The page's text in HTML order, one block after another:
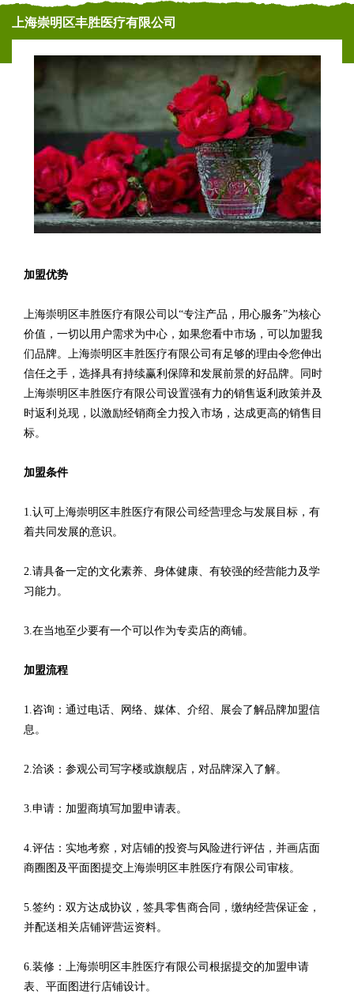
上海崇明区丰胜医疗有限公司
加盟优势
上海崇明区丰胜医疗有限公司以“专注产品，用心服务”为核心
价值，一切以用户需求为中心，如果您看中市场，可以加盟我
们品牌。上海崇明区丰胜医疗有限公司有足够的理由令您伸出
信任之手，选择具有持续赢利保障和发展前景的好品牌。同时
上海崇明区丰胜医疗有限公司设置强有力的销售返利政策并及
时返利兑现，以激励经销商全力投入市场，达成更高的销售目
标。
加盟条件
1.认可上海崇明区丰胜医疗有限公司经营理念与发展目标，有
着共同发展的意识。
2.请具备一定的文化素养、身体健康、有较强的经营能力及学
习能力。
3.在当地至少要有一个可以作为专卖店的商铺。
加盟流程
1.咨询：通过电话、网络、媒体、介绍、展会了解品牌加盟信
息。
2.洽谈：参观公司写字楼或旗舰店，对品牌深入了解。
3.申请：加盟商填写加盟申请表。
4.评估：实地考察，对店铺的投资与风险进行评估，并画店面
商圈图及平面图提交上海崇明区丰胜医疗有限公司审核。
5.签约：双方达成协议，签具零售商合同，缴纳经营保证金，
并配送相关店铺评营运资料。
6.装修：上海崇明区丰胜医疗有限公司根据提交的加盟申请
表、平面图进行店铺设计。